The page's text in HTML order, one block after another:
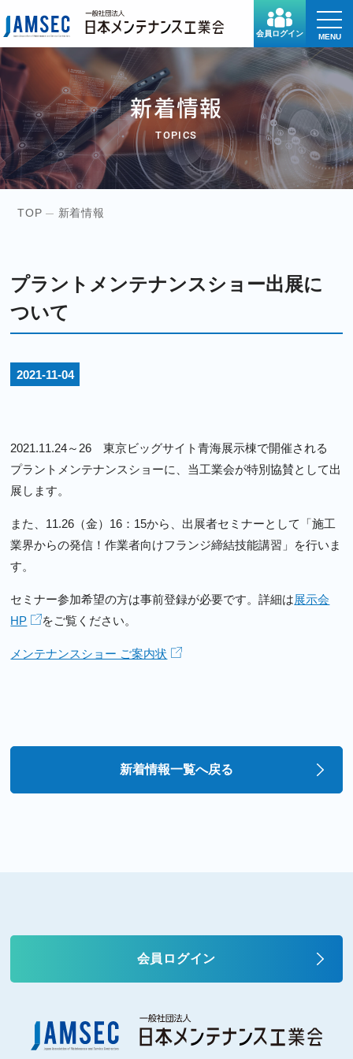
会員ログイン
toggle
MENU
新着情報
TOPICS
TOP 新着情報
プラントメンテナンスショー出展に
ついて
2021-11-04
2021.11.24～26 東京ビッグサイト青海展示棟で開催される
プラントメンテナンスショーに、当工業会が特別協賛として出
展します。
また、11.26（金）16：15から、出展者セミナーとして「施工
業界からの発信！作業者向けフランジ締結技能講習」を行いま
す。
セミナー参加希望の方は事前登録が必要です。詳細は展示会
HP
をご覧ください。
メンテナンスショー ご案内状
新着情報一覧へ戻る
会員ログイン